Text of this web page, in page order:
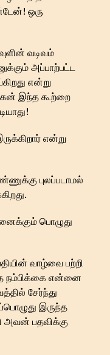
ஒரு
வடிவம்
அப்பாற்பட்ட
என்று
இந்த கூற்றை
என்று
புலப்படாமல்
பொழுது
வாழ்வை பற்றி
நம்பிக்கை என்னை
சேர்ந்து
இருந்த
அவன் பதவிக்கு